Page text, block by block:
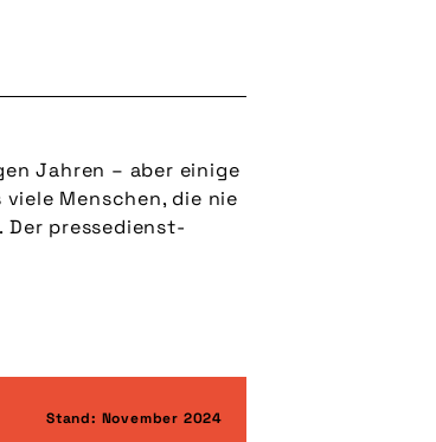
Jahren – aber einige
Menschen, die nie
pressedienst-
Stand: November 2024